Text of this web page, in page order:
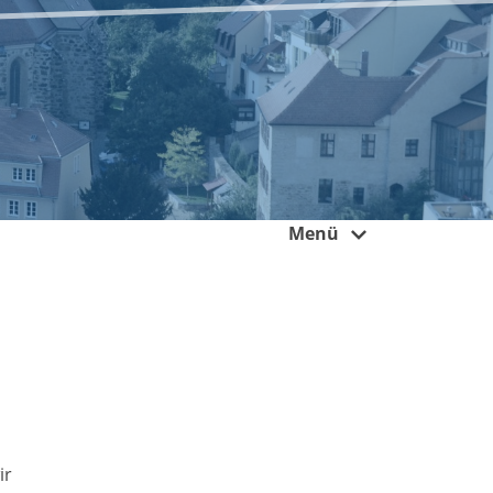
Menü